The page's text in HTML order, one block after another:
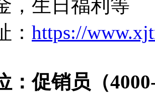
，生日福利等
： https://
：促销员（